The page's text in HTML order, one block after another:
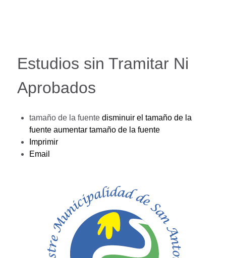
Estudios sin Tramitar Ni
Aprobados
tamaño de la fuente disminuir el tamaño de la
fuente aumentar tamaño de la fuente
Imprimir
Email